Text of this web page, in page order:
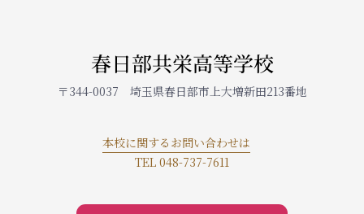
春日部共栄高等学校
〒344-0037 埼玉県春日部市上大増新田213番地
本校に関するお問い合わせは
TEL 048-737-7611